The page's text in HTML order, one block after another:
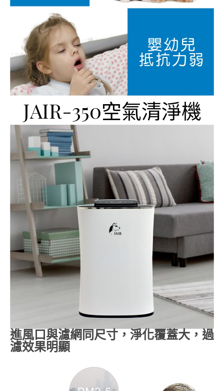
JAIR-350空氣清淨機
進風口與濾網同尺寸，淨化覆蓋大，過
濾效果明顯